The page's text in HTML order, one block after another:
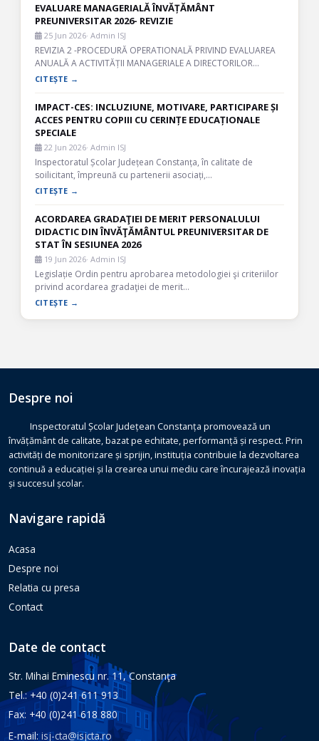
EVALUARE MANAGERIALĂ ÎNVĂȚĂMÂNT
PREUNIVERSITAR 2026- REVIZIE
25 Jun 2026· Admin ISJ
REVIZIA 2 -PROCEDURĂ OPERATIONALĂ PRIVIND EVALUAREA
ANUALĂ A ACTIVITĂȚII MANAGERIALE A DIRECTORILOR…
CITEȘTE →
IMPACT-CES: INCLUZIUNE, MOTIVARE, PARTICIPARE ȘI
ACCES PENTRU COPIII CU CERINȚE EDUCAȚIONALE
SPECIALE
22 Jun 2026· Admin ISJ
Inspectoratul Școlar Județean Constanța, în calitate de
soilicitant, împreună cu partenerii asociați,…
CITEȘTE →
ACORDAREA GRADAŢIEI DE MERIT PERSONALULUI
DIDACTIC DIN ÎNVĂŢĂMÂNTUL PREUNIVERSITAR DE
STAT ÎN SESIUNEA 2026
19 Jun 2026· Admin ISJ
Legislație Ordin pentru aprobarea metodologiei şi criteriilor
privind acordarea gradaţiei de merit…
CITEȘTE →
Despre noi
Inspectoratul Școlar Județean Constanța promovează un
învățământ de calitate, bazat pe echitate, performanță și respect. Prin
activități de monitorizare și sprijin, instituția contribuie la dezvoltarea
continuă a educației și la crearea unui mediu care încurajează inovația
și succesul școlar.
Navigare rapidă
Acasa
Despre noi
Relatia cu presa
Contact
Date de contact
Str. Mihai Eminescu nr. 11, Constanţa
Tel.: +40 (0)241 611 913
Fax: +40 (0)241 618 880
E-mail:isj-cta@isjcta.ro